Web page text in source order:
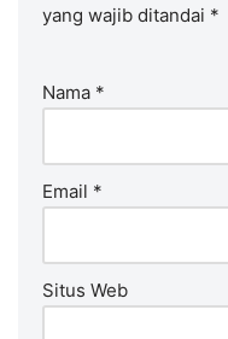
yang wajib ditandai *
Nama *
Email *
Situs Web